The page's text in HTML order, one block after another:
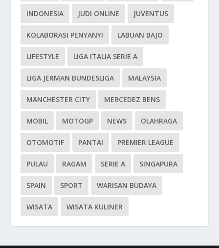
INDONESIA JUDI ONLINE JUVENTUS
KOLABORASI PENYANYI LABUAN BAJO
LIFESTYLE LIGA ITALIA SERIE A
LIGA JERMAN BUNDESLIGA MALAYSIA
MANCHESTER CITY MERCEDEZ BENS
MOBIL MOTOGP NEWS OLAHRAGA
OTOMOTIF PANTAI PREMIER LEAGUE
PULAU RAGAM SERIE A SINGAPURA
SPAIN SPORT WARISAN BUDAYA
WISATA WISATA KULINER